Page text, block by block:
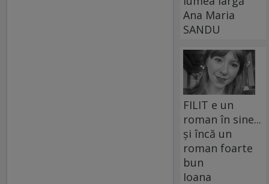
Ana Maria
SANDU
FILIT e un
roman în sine...
și încă un
roman foarte
bun
Ioana